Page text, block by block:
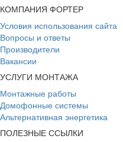
КОМПАНИЯ ФОРТЕР
Условия использования сайта
Вопросы и ответы
Производители
Вакансии
УСЛУГИ МОНТАЖА
Монтажные работы
Домофонные системы
Альтернативная энергетика
ПОЛЕЗНЫЕ ССЫЛКИ